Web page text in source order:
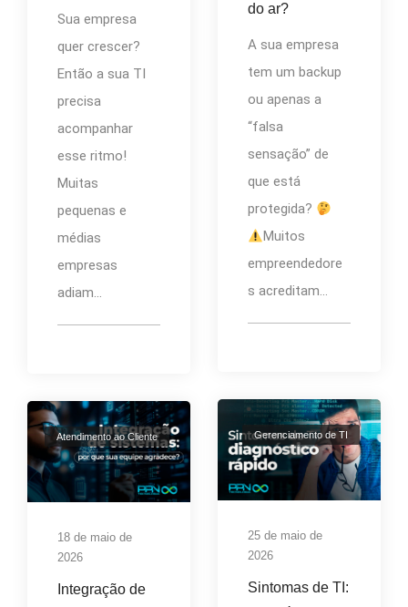
do ar?
A sua empresa
tem um backup
ou apenas a
“falsa
sensação” de
que está
protegida?
Muitos
empreendedore
s acreditam...
Sua empresa
quer crescer?
Então a sua TI
precisa
acompanhar
esse ritmo!
Muitas
pequenas e
médias
empresas
adiam...
Gerenciamento de TI
25 de maio de
2026
Sintomas de TI:
Atendimento ao Cliente
18 de maio de
2026
Integração de